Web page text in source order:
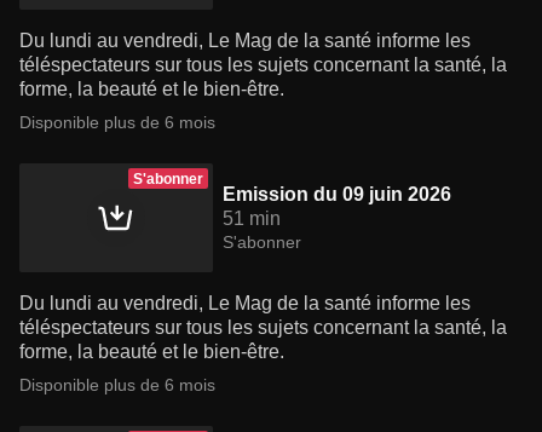
Du lundi au vendredi, Le Mag de la santé informe les
téléspectateurs sur tous les sujets concernant la santé, la
forme, la beauté et le bien-être.
Disponible plus de 6 mois
S'abonner
Emission du 09 juin 2026
51 min
S'abonner
Du lundi au vendredi, Le Mag de la santé informe les
téléspectateurs sur tous les sujets concernant la santé, la
forme, la beauté et le bien-être.
Disponible plus de 6 mois